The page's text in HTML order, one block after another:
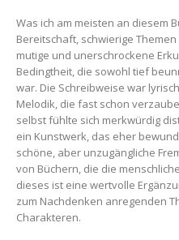
Was ich am meisten an diesem
Bereitschaft, schwierige
mutige und unerschrockene
Bedingtheit, die sowohl tief
war. Die Schreibweise war
Melodik, die fast schon
selbst fühlte sich merkwürdig
ein Kunstwerk, das eher
schöne, aber unzugängliche
von Büchern, die die
dieses ist eine wertvolle
zum Nachdenken anregenden
Charakteren.